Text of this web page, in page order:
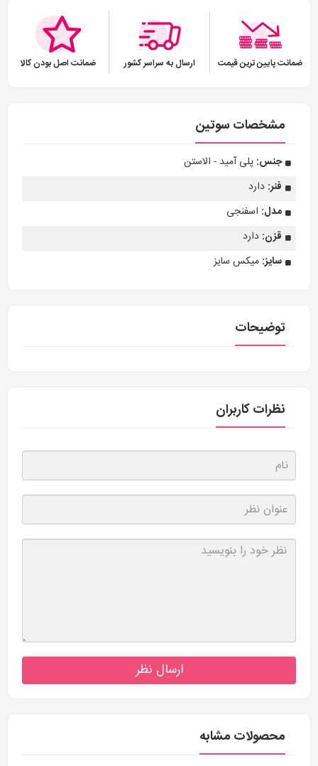
ضمانت پایین ترین قیمت ارسال به سراسر کشور ضمانت اصل بودن کالا
مشخصات سوتین
جنس: پلی آمید - الاستن
فنر: دارد
مدل: اسفنجی
قزن: دارد
سایز: میکس سایز
توضیحات
نظرات کاربران
ارسال نظر
محصولات مشابه